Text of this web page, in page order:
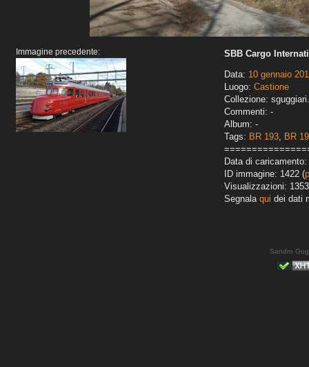
Immagine precedente:
SBB Cargo
Data: 10 gennaio
Luogo: Castione
Collezione:
Commenti: -
Album: -
Tags: BR 193, BR
Data di caricamento:
ID immagine: 1422 (
Visualizzazioni: 1353
Segnala qui dei dati
Sandro